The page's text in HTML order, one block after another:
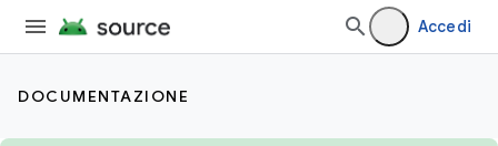
Accedi
DOCUMENTAZIONE